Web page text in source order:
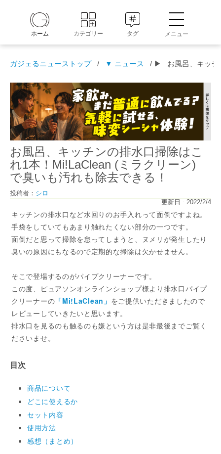
ホーム カテゴリー タグ メニュー
ガジェるニューストップ / ▼ ニュース / ▶ お風呂、キッ
お風呂、キッチンの排水口掃除はこ
れ1本！Mi!LaClean (ミラクリーン)
で臭いも汚れも除去できる！
投稿者： シロ
更新日 : 2022/2/4
キッチンの排水口など水回りのお手入れって面倒ですよね。
手袋をしていてもあまり触れたくない部分の一つです。
面倒だと思って掃除を怠ってしまうと、ヌメリが発生したり
臭いの原因にもなるので定期的な掃除は欠かせません。
そこで登場するのがパイプクリーナーです。
この度、ピュアソンオンラインショップ様より排水口パイプ
クリーナーの 「Mi!LaClean」 をご提供いただきましたので
レビューしていきたいと思います。
排水口を見るのも触るのも嫌という方は是非最後までご覧く
ださいませ。
目次
商品について
どこに使えるか
セット内容
使用方法
感想（まとめ）